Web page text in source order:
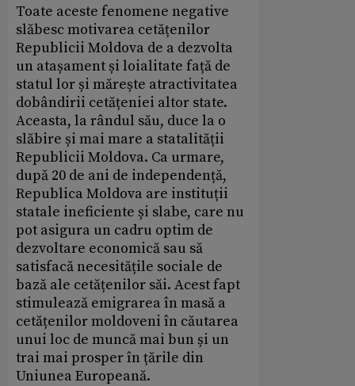
Toate aceste fenomene negative
slăbesc motivarea cetățenilor
Republicii Moldova de a dezvolta
un atașament și loialitate față de
statul lor și mărește atractivitatea
dobândirii cetățeniei altor state.
Aceasta, la rândul său, duce la o
slăbire și mai mare a statalității
Republicii Moldova. Ca urmare,
după 20 de ani de independență,
Republica Moldova are instituții
statale ineficiente și slabe, care nu
pot asigura un cadru optim de
dezvoltare economică sau să
satisfacă necesitățile sociale de
bază ale cetățenilor săi. Acest fapt
stimulează emigrarea în masă a
cetățenilor moldoveni în căutarea
unui loc de muncă mai bun și un
trai mai prosper în țările din
Uniunea Europeană.